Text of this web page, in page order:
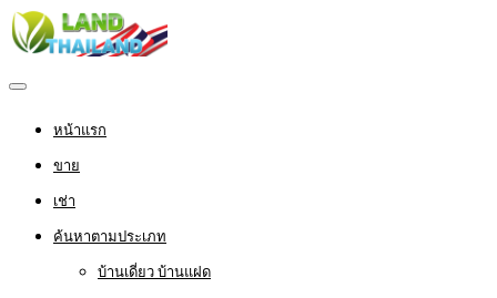
หน้าแรก
ขาย
เช่า
ค้นหาตามประเภท
บ้านเดี่ยว บ้านแฝด